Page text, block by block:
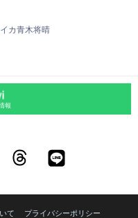
カ青木将晴
報
て
プライバシーポリシー